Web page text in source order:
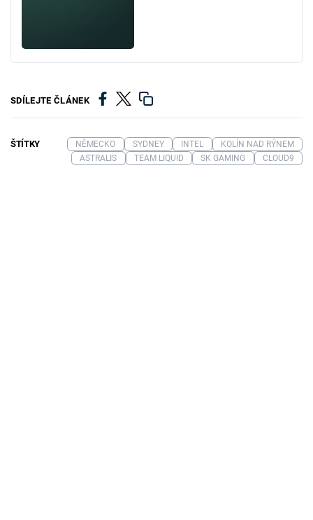
SDÍLEJTE ČLÁNEK
ŠTÍTKY NĚMECKO SYDNEY INTEL
KOLÍN NAD RÝNEM
ASTRALIS
TEAM LIQUID SK GAMING CLOUD9